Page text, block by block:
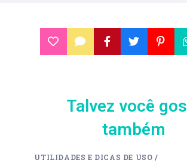
Talvez você
também
UTILIDADES E DICAS DE USO /